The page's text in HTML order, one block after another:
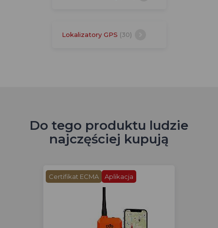
Lokalizatory GPS (30)
Do tego produktu ludzie
najczęściej kupują
Certifikat ECMA Aplikacja